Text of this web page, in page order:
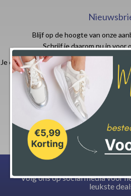
Blijf op de hoogte van onze
Schrijf je daarom nu in voor
Je ontvangt in je email- of spam box een
krijgt op jouw
Deze actie geld bij een
Volg ons op social media voor
leukste